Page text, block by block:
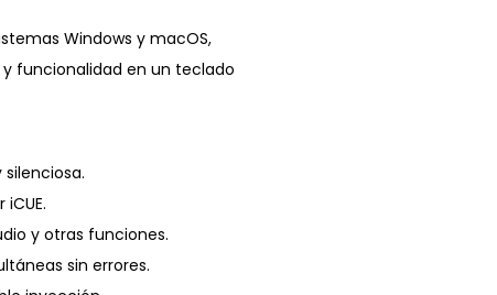
Windows y macOS,
funcionalidad en un teclado
y otras funciones.
sin errores.